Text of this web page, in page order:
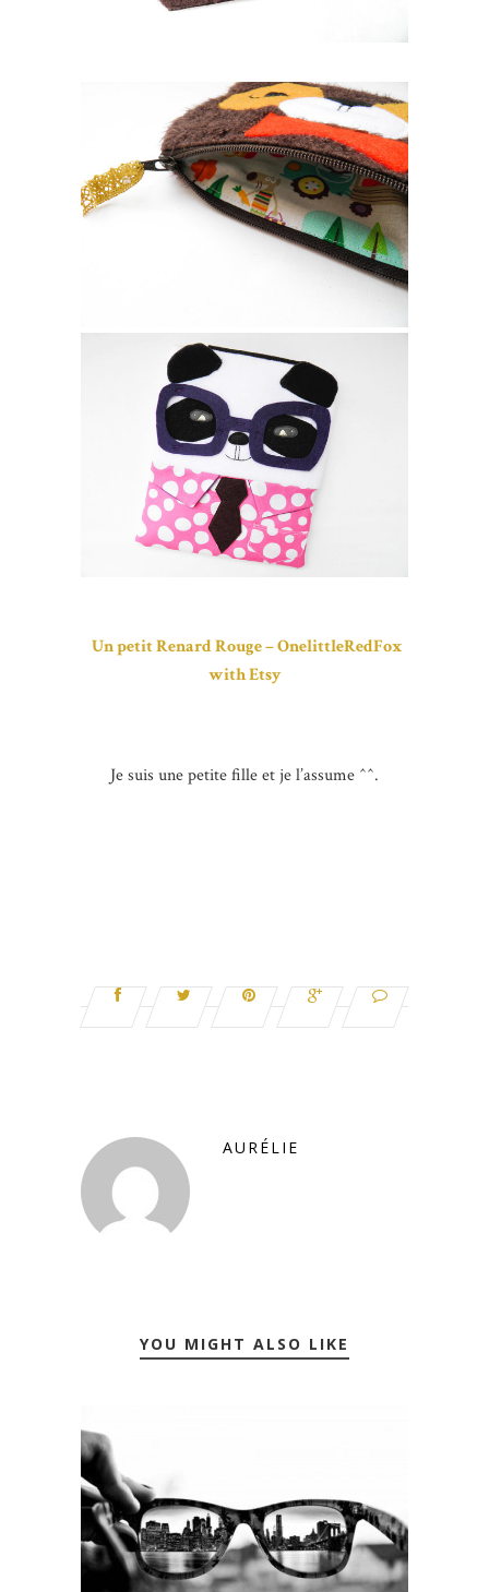
Un petit Renard Rouge – OnelittleRedFox
with Etsy
Je suis une petite fille et je l’assume ^^.
AURÉLIE
YOU MIGHT ALSO LIKE